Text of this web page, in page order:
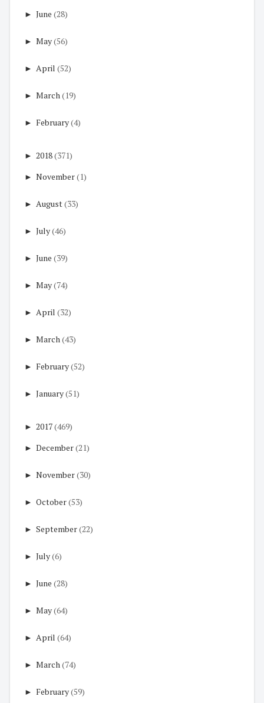
► June (28)
► May(56)
► April (52)
► March (19)
► February(4)
► 2018(371)
► November(1)
► August(33)
► July(46)
► June (39)
► May(74)
► April (32)
► March (43)
► February(52)
► January(51)
► 2017(469)
► December(21)
► November(30)
► October(53)
► September(22)
► July(6)
► June (28)
► May(64)
► April (64)
► March (74)
► February(59)